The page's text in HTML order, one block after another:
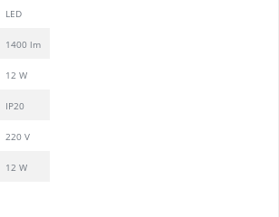
LED
1400 lm
12 W
IP20
220 V
12 W